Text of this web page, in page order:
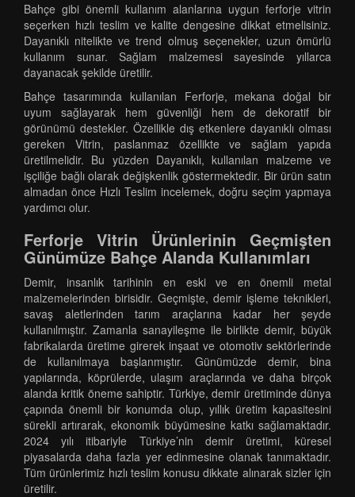
Bahçe gibi önemli kullanım alanlarına uygun ferforje vitrin
seçerken hızlı teslim ve kalite dengesine dikkat etmelisiniz.
Dayanıklı nitelikte ve trend olmuş seçenekler, uzun ömürlü
kullanım sunar. Sağlam malzemesi sayesinde yıllarca
dayanacak şekilde üretilir.
Bahçe tasarımında kullanılan Ferforje, mekana doğal bir
uyum sağlayarak hem güvenliği hem de dekoratif bir
görünümü destekler. Özellikle dış etkenlere dayanıklı olması
gereken Vitrin, paslanmaz özellikte ve sağlam yapıda
üretilmelidir. Bu yüzden Dayanıklı, kullanılan malzeme ve
işçiliğe bağlı olarak değişkenlik göstermektedir. Bir ürün satın
almadan önce Hızlı Teslim incelemek, doğru seçim yapmaya
yardımcı olur.
Ferforje Vitrin Ürünlerinin Geçmişten
Günümüze Bahçe Alanda Kullanımları
Demir, insanlık tarihinin en eski ve en önemli metal
malzemelerinden birisidir. Geçmişte, demir işleme teknikleri,
savaş aletlerinden tarım araçlarına kadar her şeyde
kullanılmıştır. Zamanla sanayileşme ile birlikte demir, büyük
fabrikalarda üretime girerek inşaat ve otomotiv sektörlerinde
de kullanılmaya başlanmıştır. Günümüzde demir, bina
yapılarında, köprülerde, ulaşım araçlarında ve daha birçok
alanda kritik öneme sahiptir. Türkiye, demir üretiminde dünya
çapında önemli bir konumda olup, yıllık üretim kapasitesini
sürekli artırarak, ekonomik büyümesine katkı sağlamaktadır.
2024 yılı itibariyle Türkiye’nin demir üretimi, küresel
piyasalarda daha fazla yer edinmesine olanak tanımaktadır.
Tüm ürünlerimiz hızlı teslim konusu dikkate alınarak sizler için
üretilir.